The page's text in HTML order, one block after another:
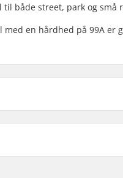
både street, park og små
en hårdhed på 99A
50mm
99A